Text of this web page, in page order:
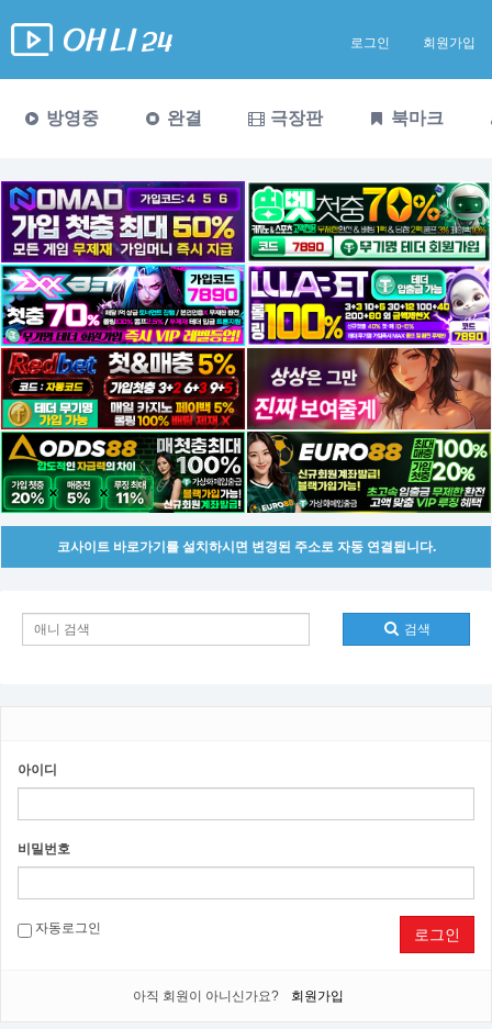
로그인 회원가입
방영중 완결 극장판 북마크
코사이트 바로가기를 설치하시면 변경된 주소로 자동 연결됩니다.
검색
아이디
비밀번호
자동로그인 로그인
아직 회원이 아니신가요? 회원가입